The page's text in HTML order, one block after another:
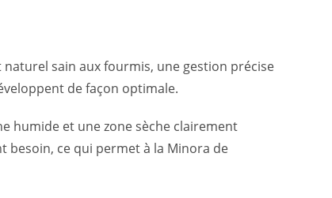
sain aux fourmis, une gestion précise
de façon optimale.
humide et une zone sèche clairement
besoin, ce qui permet à la Minora de